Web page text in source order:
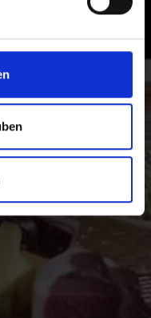
Feinschmecker und